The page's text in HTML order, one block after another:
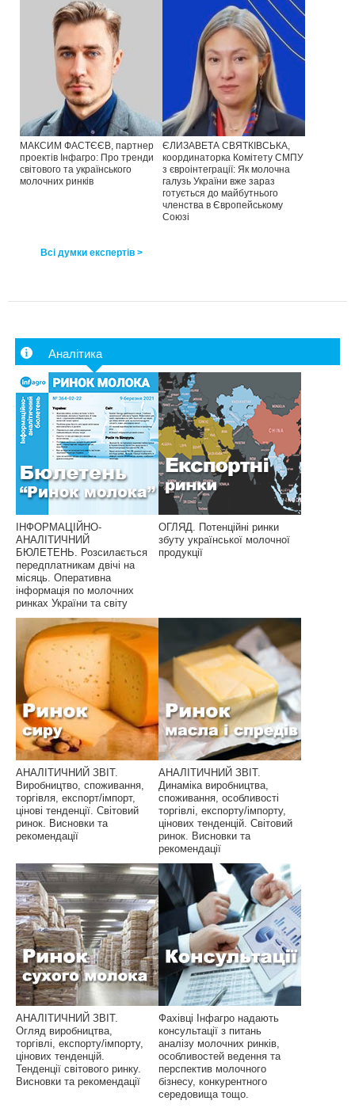
МАКСИМ ФАСТЄЄВ, партнер
проектів Інфагро: Про тренди
світового та українського
молочних ринків
ЄЛИЗАВЕТА СВЯТКІВСЬКА,
координаторка Комітету СМПУ
з євроінтеграції: Як молочна
галузь України вже зараз
готується до майбутнього
членства в Європейському
Союзі
Всі думки експертів >
Аналітика
ІНФОРМАЦІЙНО-
АНАЛІТИЧНИЙ
БЮЛЕТЕНЬ. Розсилається
передплатникам двічі на
місяць. Оперативна
інформація по молочних
ринках України та світу
ОГЛЯД. Потенційні ринки
збуту української молочної
продукції
АНАЛІТИЧНИЙ ЗВІТ.
Виробництво, споживання,
торгівля, експорт/імпорт,
цінові тенденції. Світовий
ринок. Висновки та
рекомендації
АНАЛІТИЧНИЙ ЗВІТ.
Динаміка виробництва,
споживання, особливості
торгівлі, експорту/імпорту,
цінових тенденцій. Світовий
ринок. Висновки та
рекомендації
АНАЛІТИЧНИЙ ЗВІТ.
Огляд виробництва,
торгівлі, експорту/імпорту,
цінових тенденцій.
Тенденції світового ринку.
Висновки та рекомендації
Фахівці Інфагро надають
консультації з питань
аналізу молочних ринків,
особливостей ведення та
перспектив молочного
бізнесу, конкурентного
середовища тощо.